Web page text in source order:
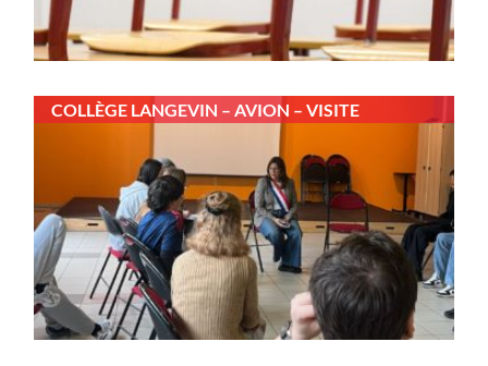
COLLÈGE LANGEVIN – AVION – VISITE